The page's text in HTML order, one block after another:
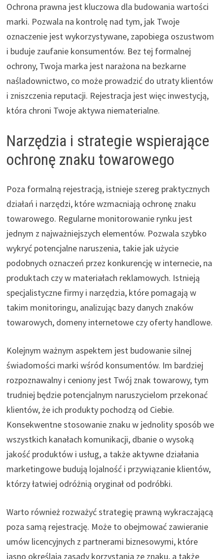
Ochrona prawna jest kluczowa dla budowania wartości
marki. Pozwala na kontrolę nad tym, jak Twoje
oznaczenie jest wykorzystywane, zapobiega oszustwom
i buduje zaufanie konsumentów. Bez tej formalnej
ochrony, Twoja marka jest narażona na bezkarne
naśladownictwo, co może prowadzić do utraty klientów
i zniszczenia reputacji. Rejestracja jest więc inwestycją,
która chroni Twoje aktywa niematerialne.
Narzędzia i strategie wspierające
ochronę znaku towarowego
Poza formalną rejestracją, istnieje szereg praktycznych
działań i narzędzi, które wzmacniają ochronę znaku
towarowego. Regularne monitorowanie rynku jest
jednym z najważniejszych elementów. Pozwala szybko
wykryć potencjalne naruszenia, takie jak użycie
podobnych oznaczeń przez konkurencję w internecie, na
produktach czy w materiałach reklamowych. Istnieją
specjalistyczne firmy i narzędzia, które pomagają w
takim monitoringu, analizując bazy danych znaków
towarowych, domeny internetowe czy oferty handlowe.
Kolejnym ważnym aspektem jest budowanie silnej
świadomości marki wśród konsumentów. Im bardziej
rozpoznawalny i ceniony jest Twój znak towarowy, tym
trudniej będzie potencjalnym naruszycielom przekonać
klientów, że ich produkty pochodzą od Ciebie.
Konsekwentne stosowanie znaku w jednolity sposób we
wszystkich kanałach komunikacji, dbanie o wysoką
jakość produktów i usług, a także aktywne działania
marketingowe budują lojalność i przywiązanie klientów,
którzy łatwiej odróżnią oryginał od podróbki.
Warto również rozważyć strategię prawną wykraczającą
poza samą rejestrację. Może to obejmować zawieranie
umów licencyjnych z partnerami biznesowymi, które
jasno określają zasady korzystania ze znaku, a także